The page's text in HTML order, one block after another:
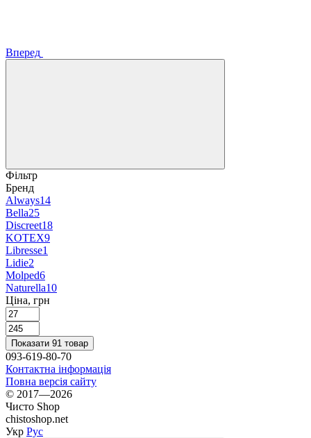
Вперед
Фільтр
Бренд
Always14
Bella25
Discreet18
KOTEX9
Libresse1
Lidie2
Molped6
Naturella10
Ціна, грн
Показати 91 товар
093-619-80-70
Контактна інформація
Повна версія сайту
© 2017—2026
Чисто Shop
chistoshop.net
Укр Рус